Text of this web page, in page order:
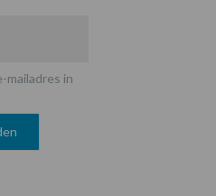
mailadres in